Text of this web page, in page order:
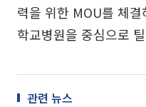
력을 위한 MOU를 체
학교병원을 중심으로
관련 뉴스